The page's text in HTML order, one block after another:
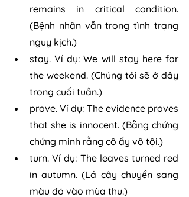
remains in critical condition.
(Bệnh nhân vẫn trong tình trạng
nguy kịch.)
stay. Ví dụ: We will stay here for
the weekend. (Chúng tôi sẽ ở đây
trong cuối tuần.)
prove. Ví dụ: The evidence proves
that she is innocent. (Bằng chứng
chứng minh rằng cô ấy vô tội.)
turn. Ví dụ: The leaves turned red
in autumn. (Lá cây chuyển sang
màu đỏ vào mùa thu.)